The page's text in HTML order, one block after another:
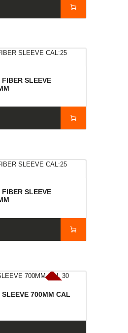
SLEEVE
SLEEVE
E
x
is
t
e
n
c
ia
s
a
g
o
t
a
d
a
s
SLEEVE 700MM CAL